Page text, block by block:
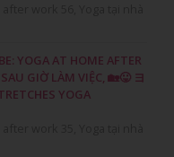
YOGA AT HOME AFTER
GIỜ LÀM VIỆC, 🏡😛 ヨ
YOGA